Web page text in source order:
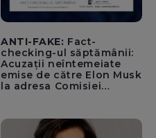
ANTI-FAKE: Fact-
checking-ul săptămânii:
Acuzații neîntemeiate
emise de către Elon Musk
la adresa Comisiei
pentru instaurarea
„cenzurii” pe platforma X